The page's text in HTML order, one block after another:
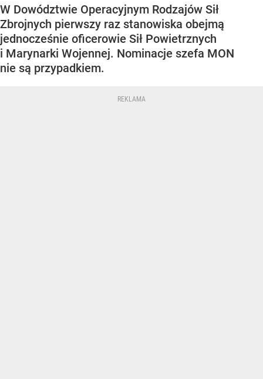
W Dowództwie Operacyjnym Rodzajów Sił
Zbrojnych pierwszy raz stanowiska obejmą
jednocześnie oficerowie Sił Powietrznych
i Marynarki Wojennej. Nominacje szefa MON
nie są przypadkiem.